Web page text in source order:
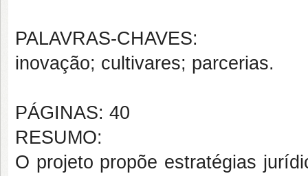
PALAVRAS-CHAVES:
inovação; cultivares; parcerias.
PÁGINAS: 40
RESUMO:
O projeto propõe estratégias